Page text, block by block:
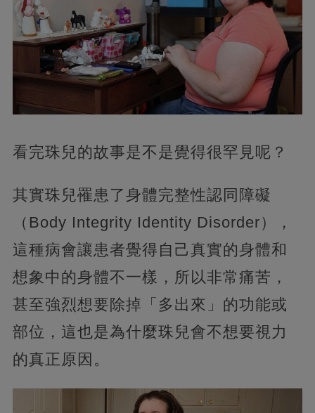
看完珠兒的故事是不是覺得很罕見呢？
其實珠兒罹患了身體完整性認同障礙
（Body Integrity Identity Disorder），
這種病會讓患者覺得自己真實的身體和
想象中的身體不一樣，所以非常痛苦，
甚至強烈想要除掉「多出來」的功能或
部位，這也是為什麼珠兒會不想要視力
的真正原因。